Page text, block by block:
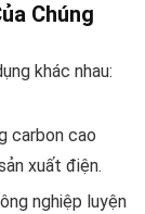
Chúng
khác nhau:
carbon cao
xuất điện.
nghiệp luyện